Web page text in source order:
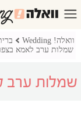
וואלה! Wedding
שמלות ערב לאמא
שמלות ערב